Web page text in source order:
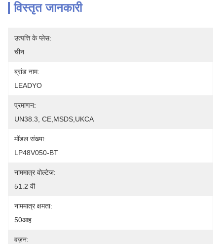
विस्तृत जानकारी
उत्पत्ति के प्लेस:
चीन
ब्रांड नाम:
LEADYO
प्रमाणन:
UN38.3, CE,MSDS,UKCA
मॉडल संख्या:
LP48V050-BT
नाममात्र वोल्टेज:
51.2 वी
नाममात्र क्षमता:
50आह
वज़न: